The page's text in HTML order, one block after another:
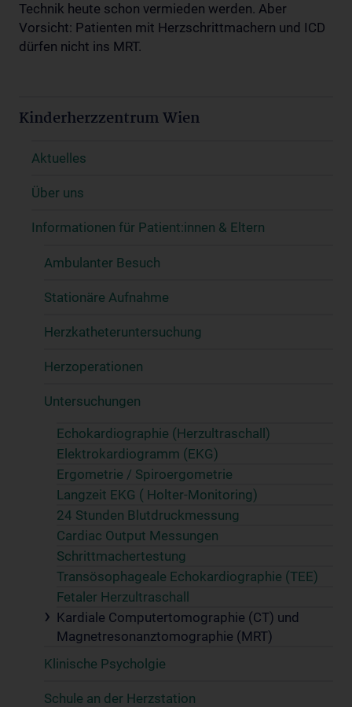
Technik heute schon vermieden werden. Aber
Vorsicht: Patienten mit Herzschrittmachern und ICD
dürfen nicht ins MRT.
Kinderherzzentrum Wien
Aktuelles
Über uns
Informationen für Patient:innen & Eltern
Ambulanter Besuch
Stationäre Aufnahme
Herzkatheteruntersuchung
Herzoperationen
Untersuchungen
Echokardiographie (Herzultraschall)
Elektrokardiogramm (EKG)
Ergometrie / Spiroergometrie
Langzeit EKG ( Holter-Monitoring)
24 Stunden Blutdruckmessung
Cardiac Output Messungen
Schrittmachertestung
Transösophageale Echokardiographie (TEE)
Fetaler Herzultraschall
Kardiale Computertomographie (CT) und
Magnetresonanztomographie (MRT)
Klinische Psycholgie
Schule an der Herzstation